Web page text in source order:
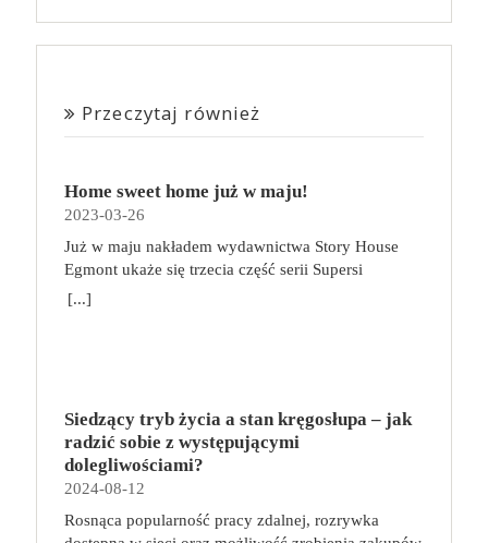
Przeczytaj również
Home sweet home już w maju!
2023-03-26
Już w maju nakładem wydawnictwa Story House
Egmont ukaże się trzecia część serii Supersi
scenarzysty Frederic Maupome. Ten tom nosi tytuł
przed odkryciem, kim są. W tej serii autorzy
podejmują takie tematy, jak poszukiwanie
tożsamości, rodziny, samotności i odmienności pod
przykrywką opowieści o superbohaterach. W
trzecim tomie rodzeństwo znalazło się w policyjnym
[...]
Siedzący tryb życia a stan kręgosłupa – jak
radzić sobie z występującymi
dolegliwościami?
2024-08-12
Rosnąca popularność pracy zdalnej, rozrywka